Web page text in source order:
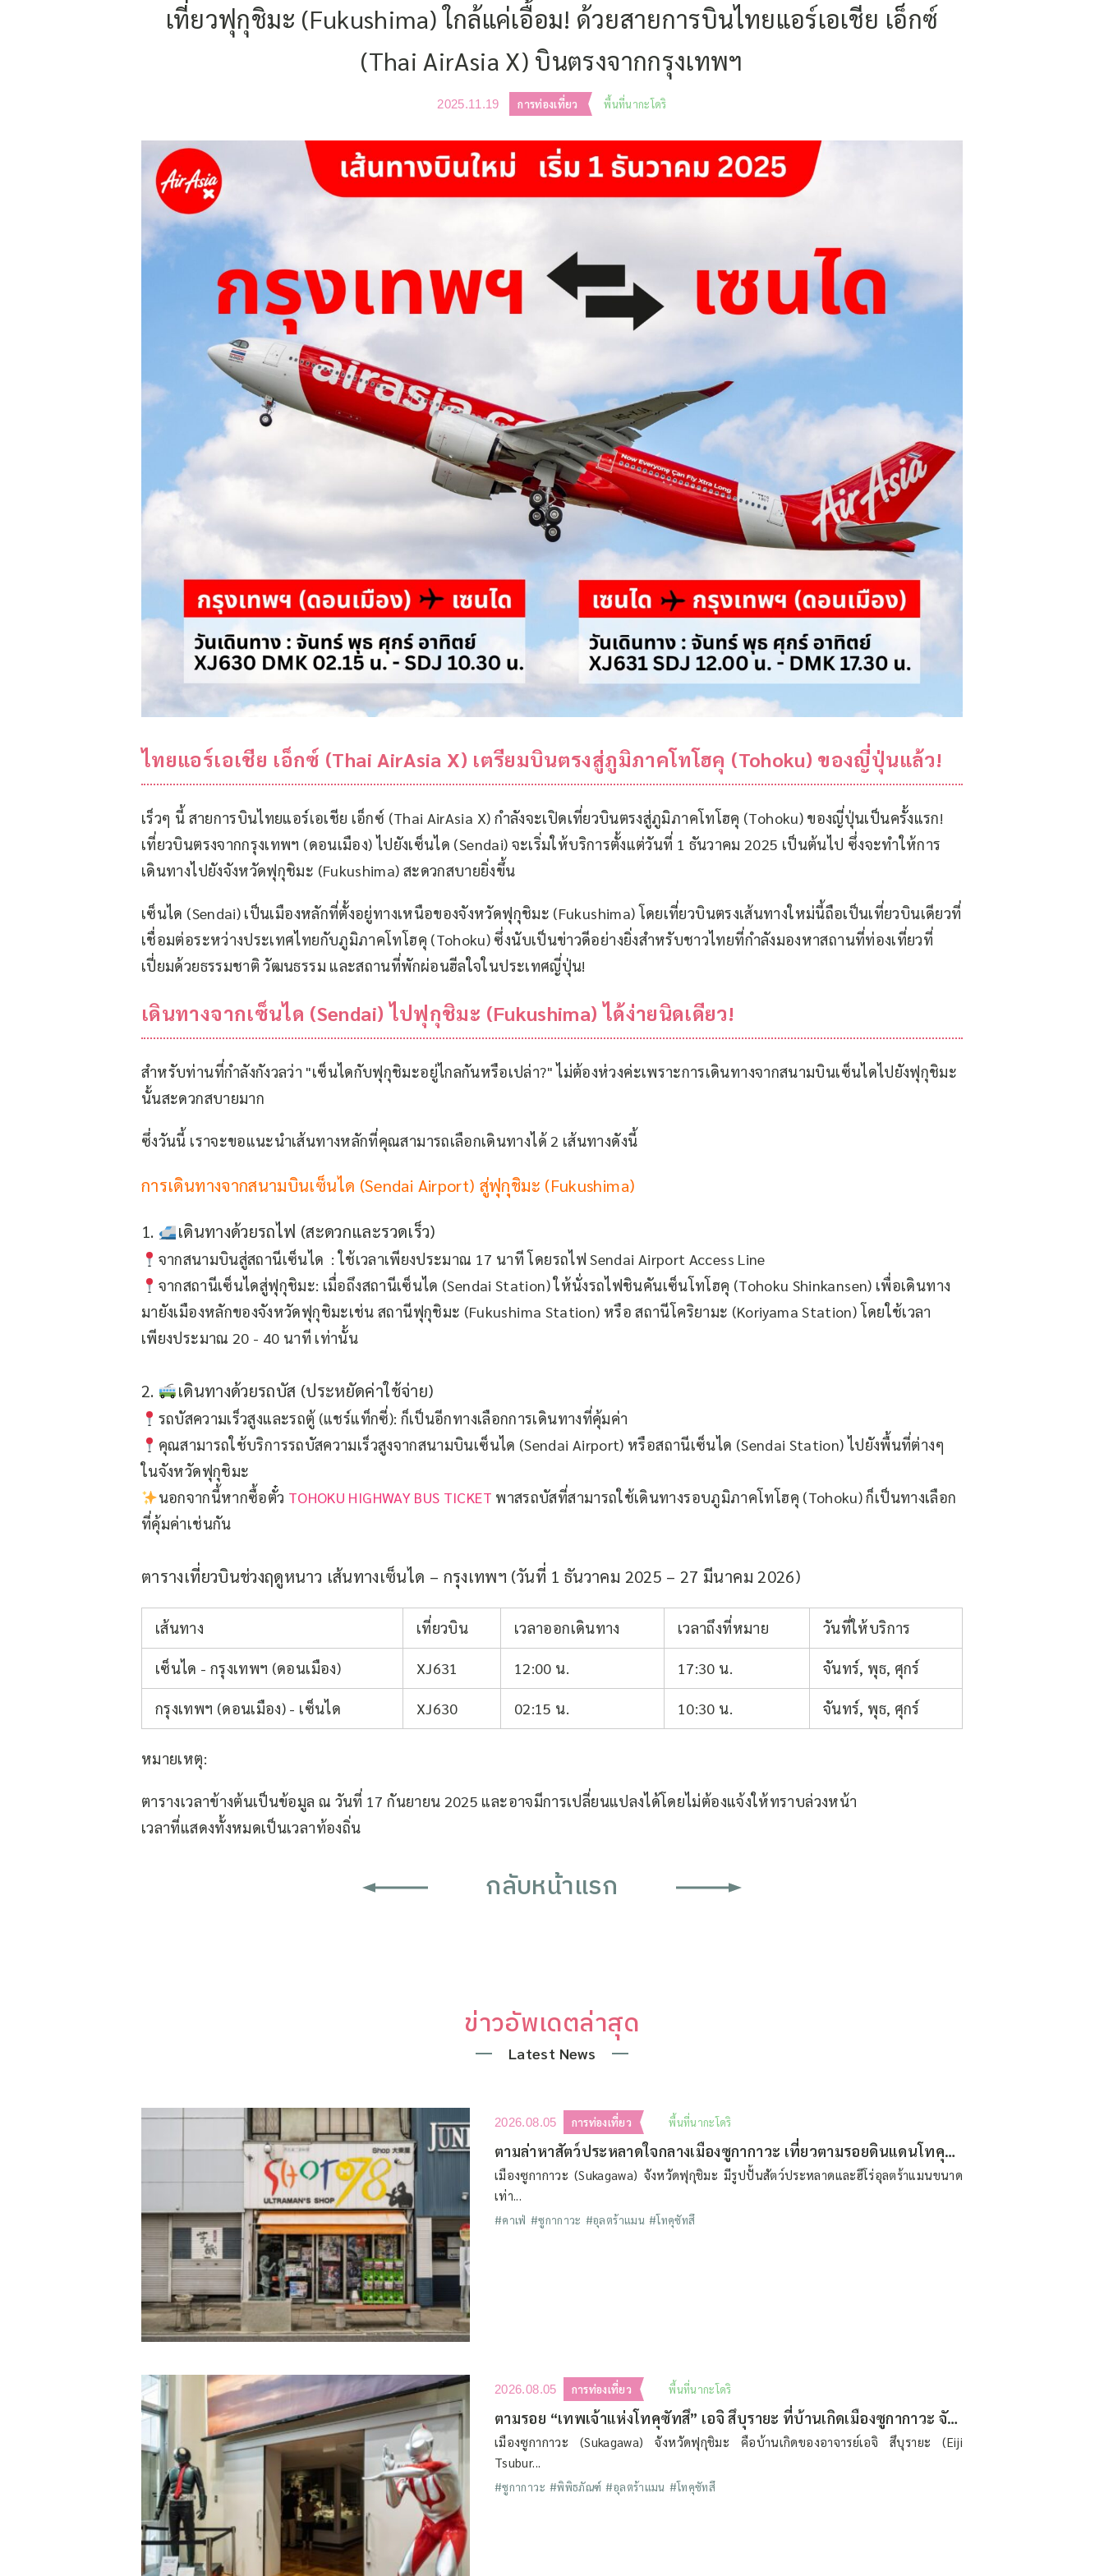
เที่ยวฟุกุชิมะ (Fukushima) ใกล้แค่เอื้อม! ด้วยสายการบินไทยแอร์เอเชีย เอ็กซ์
(Thai AirAsia X) บินตรงจากกรุงเทพฯ
2025.11.19 การท่องเที่ยว พื้นที่นากะโดริ
ไทยแอร์เอเชีย เอ็กซ์ (Thai AirAsia X) เตรียมบินตรงสู่ภูมิภาคโทโฮคุ (Tohoku) ของญี่ปุ่นแล้ว!
เร็วๆ นี้ สายการบินไทยแอร์เอเชีย เอ็กซ์ (Thai AirAsia X) กำลังจะเปิดเที่ยวบินตรงสู่ภูมิภาคโทโฮคุ (Tohoku) ของญี่ปุ่นเป็นครั้งแรก!
เที่ยวบินตรงจากกรุงเทพฯ (ดอนเมือง) ไปยังเซ็นได (Sendai) จะเริ่มให้บริการตั้งแต่วันที่ 1 ธันวาคม 2025 เป็นต้นไป ซึ่งจะทำให้การ
เดินทางไปยังจังหวัดฟุกุชิมะ (Fukushima) สะดวกสบายยิ่งขึ้น
เซ็นได (Sendai) เป็นเมืองหลักที่ตั้งอยู่ทางเหนือของจังหวัดฟุกุชิมะ (Fukushima) โดยเที่ยวบินตรงเส้นทางใหม่นี้ถือเป็นเที่ยวบินเดียวที่
เชื่อมต่อระหว่างประเทศไทยกับภูมิภาคโทโฮคุ (Tohoku) ซึ่งนับเป็นข่าวดีอย่างยิ่งสำหรับชาวไทยที่กำลังมองหาสถานที่ท่องเที่ยวที่
เปี่ยมด้วยธรรมชาติ วัฒนธรรม และสถานที่พักผ่อนฮีลใจในประเทศญี่ปุ่น!
เดินทางจากเซ็นได (Sendai) ไปฟุกุชิมะ (Fukushima) ได้ง่ายนิดเดียว!
สำหรับท่านที่กำลังกังวลว่า "เซ็นไดกับฟุกุชิมะอยู่ไกลกันหรือเปล่า?" ไม่ต้องห่วงค่ะเพราะการเดินทางจากสนามบินเซ็นไดไปยังฟุกุชิมะ
นั้นสะดวกสบายมาก
ซึ่งวันนี้ เราจะขอแนะนำเส้นทางหลักที่คุณสามารถเลือกเดินทางได้ 2 เส้นทางดังนี้
การเดินทางจากสนามบินเซ็นได (Sendai Airport) สู่ฟุกุชิมะ (Fukushima)
1. เดินทางด้วยรถไฟ (สะดวกและรวดเร็ว)
จากสนามบินสู่สถานีเซ็นได : ใช้เวลาเพียงประมาณ 17 นาที โดยรถไฟ Sendai Airport Access Line
จากสถานีเซ็นไดสู่ฟุกุชิมะ: เมื่อถึงสถานีเซ็นได (Sendai Station) ให้นั่งรถไฟชินคันเซ็นโทโฮคุ (Tohoku Shinkansen) เพื่อเดินทาง
มายังเมืองหลักของจังหวัดฟุกุชิมะเช่นสถานีฟุกุชิมะ (Fukushima Station) หรือสถานีโคริยามะ (Koriyama Station) โดยใช้เวลา
เพียงประมาณ 20 - 40 นาที เท่านั้น
2. เดินทางด้วยรถบัส (ประหยัดค่าใช้จ่าย)
รถบัสความเร็วสูงและรถตู้ (แชร์แท็กซี่): ก็เป็นอีกทางเลือกการเดินทางที่คุ้มค่า
คุณสามารถใช้บริการรถบัสความเร็วสูงจากสนามบินเซ็นได (Sendai Airport) หรือสถานีเซ็นได (Sendai Station) ไปยังพื้นที่ต่างๆ
ในจังหวัดฟุกุชิมะ
นอกจากนี้หากซื้อตั๋ว TOHOKU HIGHWAY BUS TICKET พาสรถบัสที่สามารถใช้เดินทางรอบภูมิภาคโทโฮคุ (Tohoku) ก็เป็นทางเลือก
ที่คุ้มค่าเช่นกัน
ตารางเที่ยวบินช่วงฤดูหนาว เส้นทางเซ็นได – กรุงเทพฯ (วันที่ 1 ธันวาคม 2025 – 27 มีนาคม 2026)
เส้นทาง เที่ยวบิน เวลาออกเดินทาง เวลาถึงที่หมาย วันที่ให้บริการ
เซ็นได - กรุงเทพฯ (ดอนเมือง) XJ631 12:00 น. 17:30 น. จันทร์, พุธ, ศุกร์
กรุงเทพฯ (ดอนเมือง) - เซ็นได XJ630 02:15 น. 10:30 น. จันทร์, พุธ, ศุกร์
หมายเหตุ:
ตารางเวลาข้างต้นเป็นข้อมูล ณ วันที่ 17 กันยายน 2025 และอาจมีการเปลี่ยนแปลงได้โดยไม่ต้องแจ้งให้ทราบล่วงหน้า
เวลาที่แสดงทั้งหมดเป็นเวลาท้องถิ่น
กลับหน้าแรก
ข่าวอัพเดตล่าสุด
Latest News
2026.08.05 การท่องเที่ยว พื้นที่นากะโดริ
ตามล่าหาสัตว์ประหลาดใจกลางเมืองซูกากาวะ เที่ยวตามรอยดินแดนโทคุซัทสึ (ตอนที่ 2)
เมืองซูกากาวะ (Sukagawa) จังหวัดฟุกุชิมะ มีรูปปั้นสัตว์ประหลาดและฮีโร่อุลตร้าแมนขนาด
เท่า...
#คาเฟ่ #ซูกากาวะ #อุลตร้าแมน #โทคุซัทสึ
2026.08.05 การท่องเที่ยว พื้นที่นากะโดริ
ตามรอย “เทพเจ้าแห่งโทคุซัทสึ” เอจิ สึบุรายะ ที่บ้านเกิดเมืองซูกากาวะ จังหวัดฟุกุชิมะ (ตอนที่ 1)
เมืองซูกากาวะ (Sukagawa) จังหวัดฟุกุชิมะ คือบ้านเกิดของอาจารย์เอจิ สึบุรายะ (Eiji
Tsubur...
#ซูกากาวะ #พิพิธภัณฑ์ #อุลตร้าแมน #โทคุซัทสึ